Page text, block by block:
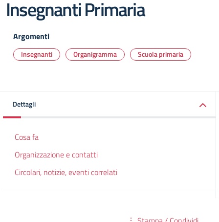
Insegnanti Primaria
Argomenti
Insegnanti Organigramma Scuola primaria
Dettagli
Cosa fa
Organizzazione e contatti
Circolari, notizie, eventi correlati